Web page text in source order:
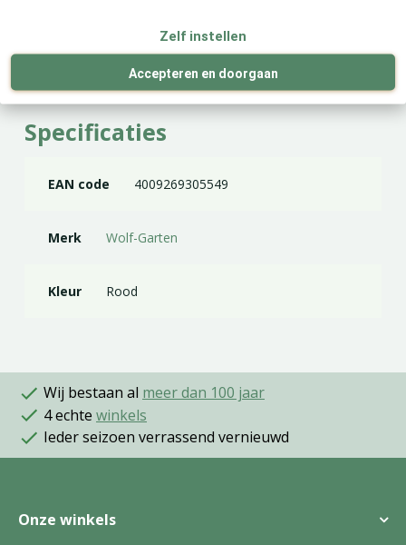
Zelf instellen
Accepteren en doorgaan
Specificaties
EAN code 4009269305549
Merk Wolf-Garten
Kleur Rood
Wij bestaan al meer dan 100 jaar
4 echte winkels
Ieder seizoen verrassend vernieuwd
Onze winkels